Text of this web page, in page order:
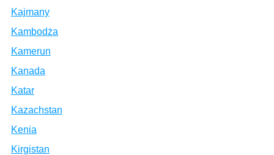
Kajmany
Kambodża
Kamerun
Kanada
Katar
Kazachstan
Kenia
Kirgistan